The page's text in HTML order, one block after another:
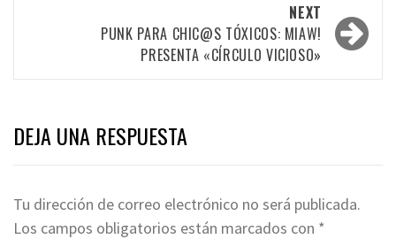
NEXT
PUNK PARA CHIC@S TÓXICOS: MIAW!
PRESENTA «CÍRCULO VICIOSO»
DEJA UNA RESPUESTA
Tu dirección de correo electrónico no será publicada.
Los campos obligatorios están marcados con *